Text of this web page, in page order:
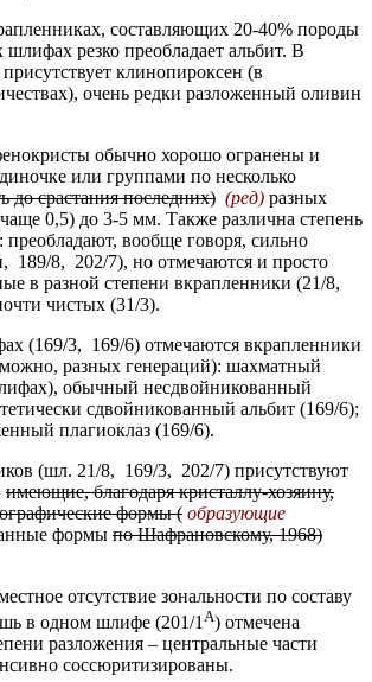
составляющих 20-40% породы
резко преобладает альбит. В
клинопироксен (в
очень редки разложенный оливин
обычно хорошо огранены и
или группами по несколько
до срастания последних) (ред) разных
0,5) до 3-5 мм. Также различна степень
преобладают, вообще говоря, сильно
189/8, 202/7), но отмечаются и просто
в разной степени вкрапленники (21/8,
чистых (31/3).
(169/3, 169/6) отмечаются вкрапленники
разных генераций): шахматный
обычный несдвойникованный
сдвойникованный альбит (169/6);
плагиоклаз (169/6).
(шл. 21/8, 169/3, 202/7) присутствуют
имеющие, благодаря кристаллу-хозяину,
формы ( образующие
формы по Шафрановскому, 1968)
отсутствие зональности по составу
в одном шлифе (201/1А) отмечена
разложения – центральные части
соссюритизированы.